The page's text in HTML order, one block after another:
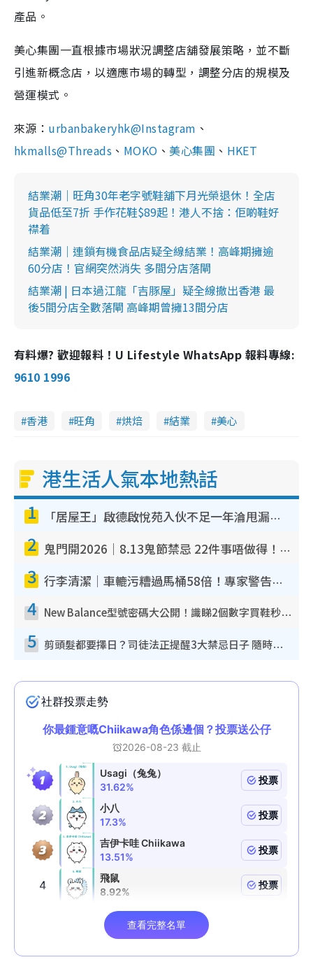
產品。
美心集團一直根據市場狀況調整店舖發展策略，並不斷
引進新概念店，以適應市場的轉型，調整分店的規模及
營運模式。
來源： urbanbakeryhk@Instagram 、
hkmalls@Threads 、 MOKO 、 美心集團 、 HKET
結業潮｜旺角30年老字號鞋舖下月光榮退休！全店
貨品低至7折 手作花鞋$89起！港人不捨：佢啲鞋好
襟着
結業潮｜連鎖有機食品店疑全線結業！高峰期擁逾
60分店！官網突然消失 多間分店落閘
結業潮 | 日本過江龍「吉豚屋」疑全線撤出香港 最
後5間分店全數落閘 高峰期曾擁13間分店
有料爆? 歡迎報料！U Lifestyle WhatsApp 報料專線:
9610 1996
香港 旺角 烘焙 結業 美心
港生活人氣本地熱話
1 「居屋王」啟德啟悅苑入伙不足一年淪甩漏之王！插頭噴火花致大停電 多戶業主全屋家電報銷
2 鬼門開2026｜8.13鬼節禁忌 22件事唔做得！燒肉、刺身要少食？半夜勿吹口哨/打呢個電話
3 行李清潔｜車轆污糟過馬桶58倍！專家警告忌用酒精抹 教1招免污手除菌
4 New Balance型號密碼大公開！識睇2個數字買鞋秒知功能免中伏 附5大熱門鞋款
5 剪頭髮都要擇日？司徒法正提醒3大禁忌日子 隨時剪走財運！呢日剪髮恐「剪壽命」？